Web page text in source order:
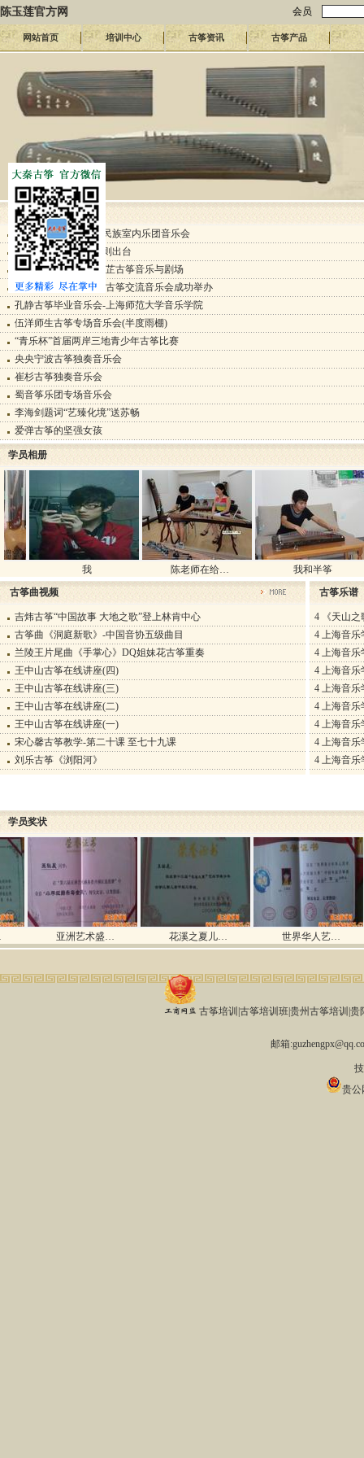
陈玉莲官方网 会员
网站首页 培训中心 古筝资讯 古筝产品
古筝资讯
敦煌国乐—上海馨忆民族室内乐团音乐会
艺术特长生新规及细则出台
海上雅乐•话本—李林芷古筝音乐与剧场
刘题远、葛宁宁-中马古筝交流音乐会成功举办
孔静古筝毕业音乐会-上海师范大学音乐学院
伍洋师生古筝专场音乐会(半度雨棚)
“青乐杯”首届两岸三地青少年古筝比赛
央央宁波古筝独奏音乐会
崔杉古筝独奏音乐会
蜀音筝乐团专场音乐会
李海剑题词“艺臻化境”送苏畅
爱弹古筝的坚强女孩
学员相册
陈老师在给…
我和半筝
古筝曲视频
古筝乐谱
吉炜古筝“中国故事 大地之歌”登上林肯中心
古筝曲《洞庭新歌》-中国音协五级曲目
兰陵王片尾曲《手掌心》DQ姐妹花古筝重奏
王中山古筝在线讲座(四)
王中山古筝在线讲座(三)
王中山古筝在线讲座(二)
王中山古筝在线讲座(一)
宋心馨古筝教学-第二十课 至七十九课
刘乐古筝《浏阳河》
4
《天山
4 上海音乐
4 上海音乐
4 上海音乐
4 上海音乐
4 上海音乐
4 上海音乐
4 上海音乐
4 上海音乐
学员奖状
亚洲艺术盛… 花溪之夏儿… 世界华人艺…
古筝培训|古筝培训班|贵州古筝培训|
邮箱
贵公